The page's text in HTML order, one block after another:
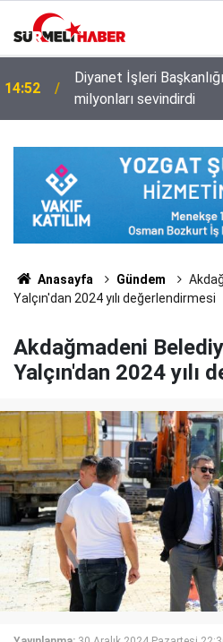
14:52
Diyanet İşleri
milyonları sevindirdi
Anasayfa Gündem
Yalçın'dan 2024 yılı değerlendirmesi
Akdağmadeni
Yalçın'dan 2024 yılı